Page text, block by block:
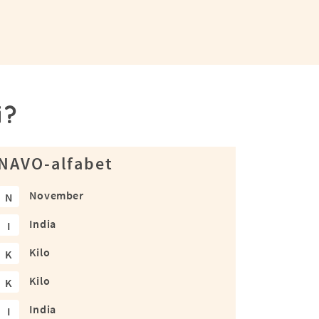
alfabet
N November
I India
K Kilo
K Kilo
I India